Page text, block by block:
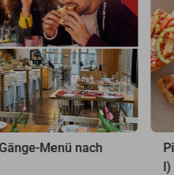
Menü nach
l)